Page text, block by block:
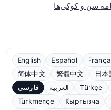
سن و کوکی‌ها
English Español
简体中文
繁體中文 日本
فارسی
العربية Türkçe
Türkmençe
Кыргызча